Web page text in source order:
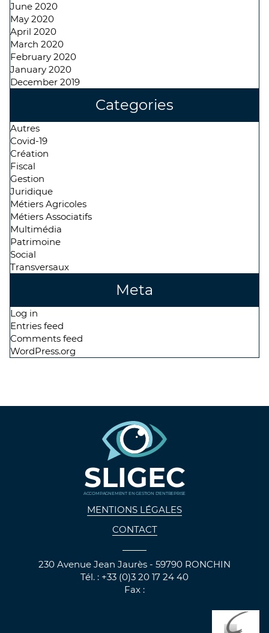
June 2020
May 2020
April 2020
March 2020
February 2020
January 2020
December 2019
Categories
Autres
Covid-19
Création
Fiscal
Gestion
Juridique
Métiers Agricoles
Métiers Associatifs
Multimédia
Patrimoine
Social
Transversaux
Meta
Log in
Entries feed
Comments feed
WordPress.org
SLIGEC
ACCOMPAGNEMENT EN GESTION D'ENTREPRISE
MENTIONS LÉGALES
CONTACT
230 Avenue Jean Jaurès - 59790 RONCHIN
Tél. : +33 (0)3 20 17 24 40
Fax :